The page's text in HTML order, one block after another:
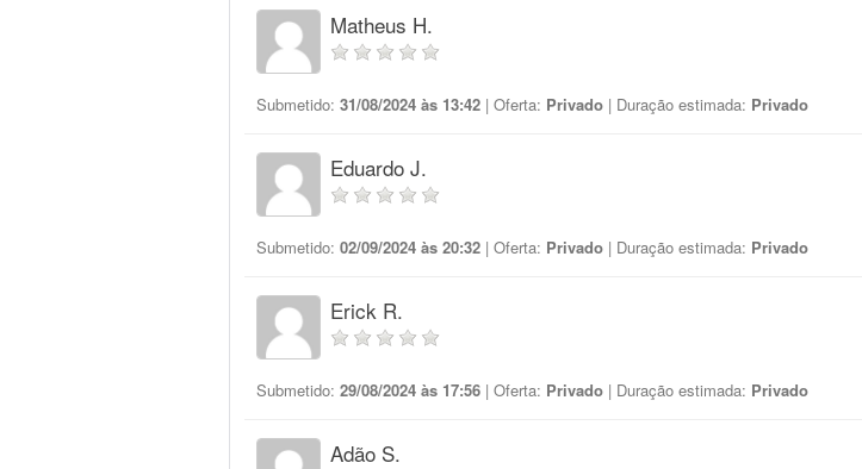
Matheus H.
Submetido: 31/08/2024 às 13:42 | Oferta: Privado | Duração estimada: Privado
Eduardo J.
Submetido: 02/09/2024 às 20:32 | Oferta: Privado | Duração estimada: Privado
Erick R.
Submetido: 29/08/2024 às 17:56 | Oferta: Privado | Duração estimada: Privado
Adão S.